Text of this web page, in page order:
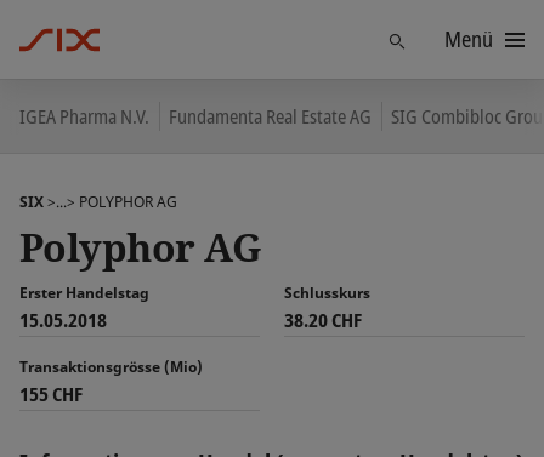
FindenMenü
IGEA Pharma N.V. Fundamenta Real Estate AG SIG Combibloc
SIX>...> POLYPHOR AG
Polyphor AG
Erster Handelstag
15.05.2018
Schlusskurs
38.20 CHF
Transaktionsgrösse (Mio)
155 CHF